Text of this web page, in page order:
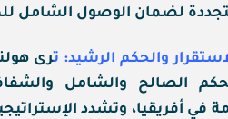
لضمان الوصول الشامل
والحكم الرشيد: ترى
الصالح والشامل
في أفريقيا، وتشدد